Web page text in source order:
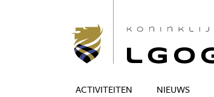
ACTIVITEITEN NIEUWS